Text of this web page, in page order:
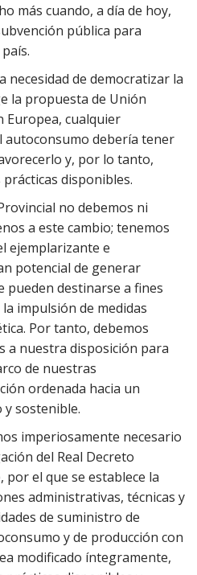
más cuando, a día de hoy,
pública para
necesidad de democratizar la
la propuesta de Unión
Europea, cualquier
debería tener
y, por lo tanto,
disponibles.
no debemos ni
a este cambio; tenemos
ejemplarizante e
potencial de generar
destinarse a fines
impulsión de medidas
Por tanto, debemos
a nuestra disposición para
de nuestras
ordenada hacia un
sostenible.
imperiosamente necesario
del Real Decreto
por el que se establece la
administrativas, técnicas y
de suministro de
y de producción con
modificado íntegramente,